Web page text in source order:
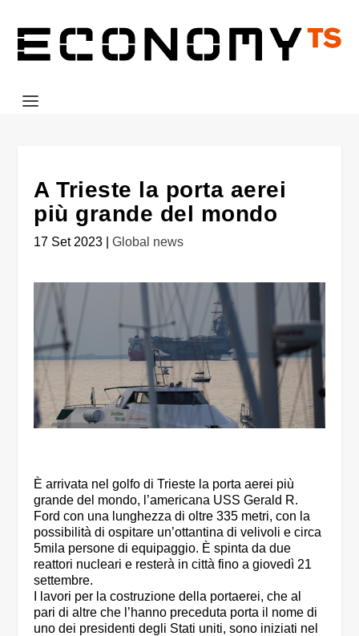
A Trieste la porta aerei
più grande del mondo
17 Set 2023 |Global news
È arrivata nel golfo di Trieste la porta aerei più
grande del mondo, l’americana USS Gerald R.
Ford con una lunghezza di oltre 335 metri, con la
possibilità di ospitare un’ottantina di velivoli e circa
5mila persone di equipaggio. È spinta da due
reattori nucleari e resterà in città fino a giovedì 21
settembre.
I lavori per la costruzione della portaerei, che al
pari di altre che l’hanno preceduta porta il nome di
uno dei presidenti degli Stati uniti, sono iniziati nel